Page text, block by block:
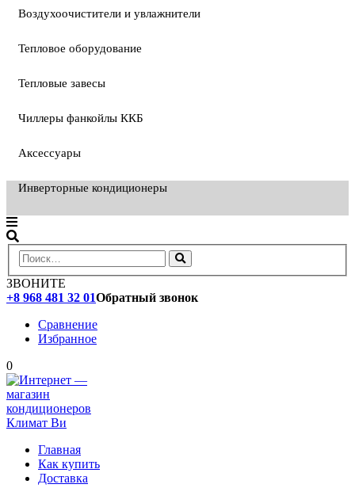
Воздухоочистители и увлажнители
Тепловое оборудование
Тепловые завесы
Чиллеры фанкойлы ККБ
Аксессуары
Инверторные кондиционеры
ЗВОНИТЕ
+8 968 481 32 01Обратный звонок
Сравнение
Избранное
0
Главная
Как купить
Доставка